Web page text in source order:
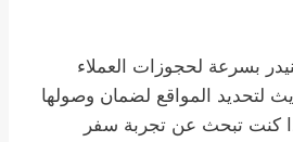
بسرعة لحجوزات العملاء
لتحديد المواقع لضمان وصولها
كنت تبحث عن تجربة سفر